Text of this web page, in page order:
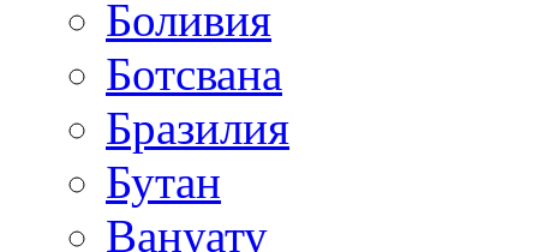
Боливия
Ботсвана
Бразилия
Бутан
Вануату